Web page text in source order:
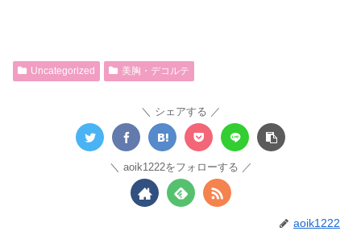
Uncategorized 美胸・デコルテ
シェアする
aoik1222をフォローする
aoik1222